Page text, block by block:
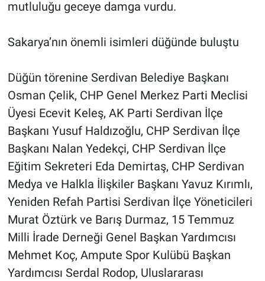
mutluluğu geceye damga vurdu.
Sakarya’nın önemli isimleri düğünde buluştu
Düğün törenine Serdivan Belediye Başkanı
Osman Çelik, CHP Genel Merkez Parti Meclisi
Üyesi Ecevit Keleş, AK Parti Serdivan İlçe
Başkanı Yusuf Haldızoğlu, CHP Serdivan İlçe
Başkanı Nalan Yedekçi, CHP Serdivan İlçe
Eğitim Sekreteri Eda Demirtaş, CHP Serdivan
Medya ve Halkla İlişkiler Başkanı Yavuz Kırımlı,
Yeniden Refah Partisi Serdivan İlçe Yöneticileri
Murat Öztürk ve Barış Durmaz, 15 Temmuz
Milli İrade Derneği Genel Başkan Yardımcısı
Mehmet Koç, Ampute Spor Kulübü Başkan
Yardımcısı Serdal Rodop, Uluslararası